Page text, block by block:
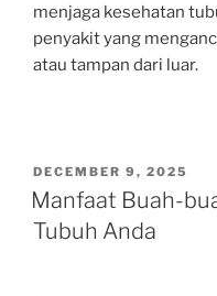
menjaga kesehatan
penyakit yang
atau tampan dari luar.
POSTED
ON
DECEMBER 9, 2025
Manfaat Buah-
Tubuh Anda